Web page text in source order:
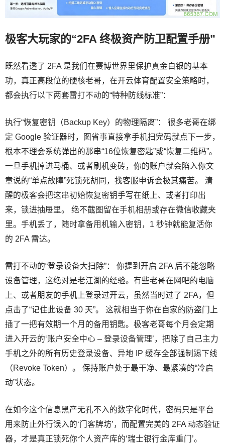
极客大玩家的“2FA 终极资产防卫配置手册”
既然看透了 2FA 是我们在赛博世界里保护真金白银的基本
功，真正高段位的硬核老哥，在开云体育配置安全策略时，
都会执行以下两套雷打不动的“特种防线标准”：
执行“恢复密钥（Backup Key）的物理隔离”： 很多老哥在绑
定 Google 验证器时，图省事直接拿手机扫完码就点下一步，
根本不理会系统弹出的那串“16位恢复密匙”或“恢复二维码”。
一旦手机掉进马桶、或者刷机变砖，你的账户就会陷入你文
章说的“单点故障”死锁死胡同，找客服申诉会极其痛苦。 清
醒的极客会把这串初始恢复密钥手写在纸上、或者打印出
来，锁进抽屉里。 绝不截图留在手机相册或存在微信收藏夹
里。手机丢了，随时拿备用机输入密钥，1 秒钟就能复活你
的 2FA 雷达。
雷打不动的“登录设备大扫除”： 你提到开启 2FA 后不能忽略
设备管理，这绝对是老江湖的经验。有些老哥在网吧的电脑
上、或者朋友的手机上登录过开云，虽然当时过了 2FA，但
点击了“记住此设备 30 天”。 这就相当于你在自家的防盗门上
插了一把有效期一个月的备用钥匙。极客老哥每个月会定期
进入开云的‘账户安全中心 – 登录设备管理’，把除了自己主力
手机之外的所有历史登录设备、异地 IP 缓存全部强制踢下线
（Revoke Token）。 保持账户处于最干净、最紧凑的“冷启
动”状态。
在如今这个信息黑产无孔不入的数字化时代，密码只是平台
用来防止外行误入的‘门客牌坊’，而配置完美的 2FA 动态验证
器，才是真正锁死你个人资产库的‘瑞士银行金库重门’。